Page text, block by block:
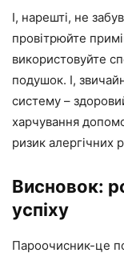
І, нарешті, не
провітрюйте
використовуйте
подушок. І,
систему –
харчування
ризик алергічних
Висновок:
успіху
Пароочисник-це